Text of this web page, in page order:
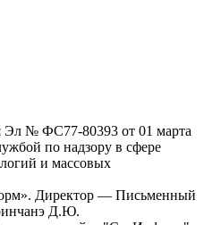
Эл № ФС77-80393 от 01 марта
по надзору в сфере
и массовых
Директор — Письменный
Д.Ю.